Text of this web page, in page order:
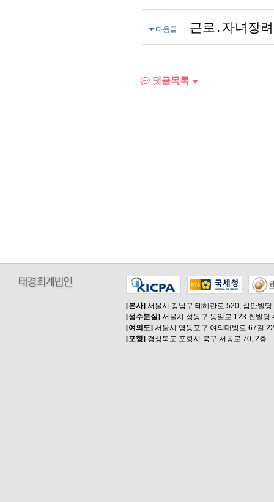
다음글 근로․자녀장
댓글목록
[본사] 서울시 강남구 테헤란로 520, 삼안빌딩
[성수분실] 서울시 성동구 동일로 123 썬빌딩
[여의도] 서울시 영등포구 여의대방로 67길
[포항] 경상북도 포항시 북구 서동로 70, 2층